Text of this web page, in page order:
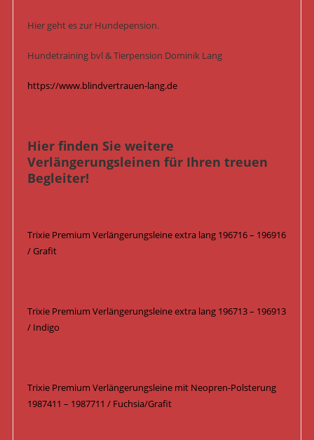
Hier geht es zur Hundepension.
Hundetraining bvl & Tierpension Dominik Lang
https://www.blindvertrauen-lang.de
Hier finden Sie weitere
Verlängerungsleinen für Ihren treuen
Begleiter!
Trixie Premium Verlängerungsleine extra lang 196716 – 196916
/ Grafit
Trixie Premium Verlängerungsleine extra lang 196713 – 196913
/ Indigo
Trixie Premium Verlängerungsleine mit Neopren-Polsterung
1987411 – 1987711 / Fuchsia/Grafit